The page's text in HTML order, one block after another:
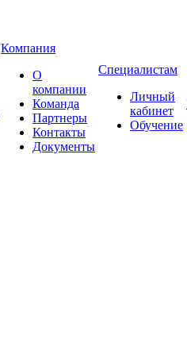
Компания
О
компании
Команда
Партнеры
Контакты
Документы
Специалистам
Личный
кабинет
Обучение